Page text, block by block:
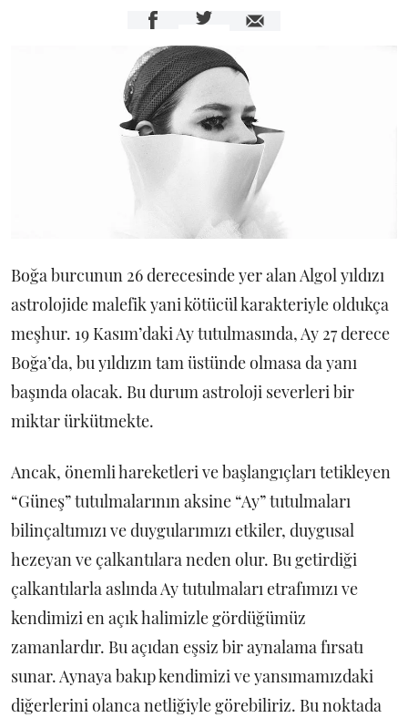
Boğa burcunun 26 derecesinde yer alan Algol yıldızı
astrolojide malefik yani kötücül karakteriyle oldukça
meşhur. 19 Kasım’daki Ay tutulmasında, Ay 27 derece
Boğa’da, bu yıldızın tam üstünde olmasa da yanı
başında olacak. Bu durum astroloji severleri bir
miktar ürkütmekte.
Ancak, önemli hareketleri ve başlangıçları tetikleyen
“Güneş” tutulmalarının aksine “Ay” tutulmaları
bilinçaltımızı ve duygularımızı etkiler, duygusal
hezeyan ve çalkantılara neden olur. Bu getirdiği
çalkantılarla aslında Ay tutulmaları etrafımızı ve
kendimizi en açık halimizle gördüğümüz
zamanlardır. Bu açıdan eşsiz bir aynalama fırsatı
sunar. Aynaya bakıp kendimizi ve yansımamızdaki
diğerlerini olanca netliğiyle görebiliriz. Bu noktada